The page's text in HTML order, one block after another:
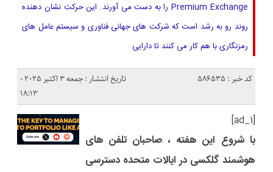
Premium Exchange را به دست می آورند. این حرکت نشان دهنده
روند رو به رشد است که شرکت های جهانی فناوری و سیستم عامل های
رمزنگاری با هم کار می کنند تا دارایی
کد خبر : 586535
تاریخ انتشار : جمعه 3 اکتبر 2025 -
18:13
[ad_1]
با شروع این هفته ، صاحبان تلفن های
هوشمند گلکسی در ایالات متحده دسترسی